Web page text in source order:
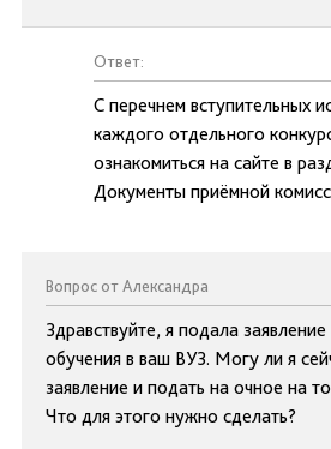
Ответ:
С перечнем вступительных
каждого отдельного
ознакомиться на сайте в
Документы приёмной
Вопрос от Александра
Здравствуйте, я подала
обучения в ваш ВУЗ. Могу ли я
заявление и подать на очное на
Что для этого нужно сделать?